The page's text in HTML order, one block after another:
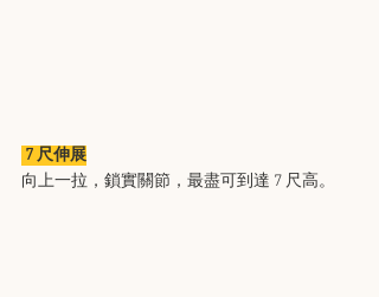
7 尺伸展
向上一拉，鎖實關節，最盡可到達 7 尺高。